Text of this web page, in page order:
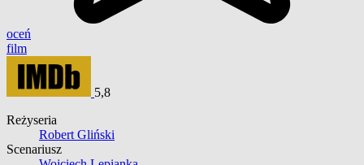
oceń
film
5,8
Reżyseria
Robert Gliński
Scenariusz